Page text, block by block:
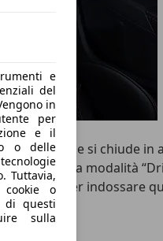
e
del
in
per
e il
o delle
Tuttavia,
cookie o
di questi
sulla
pratica che si chiude in
infatti la modalità
civili per indossare